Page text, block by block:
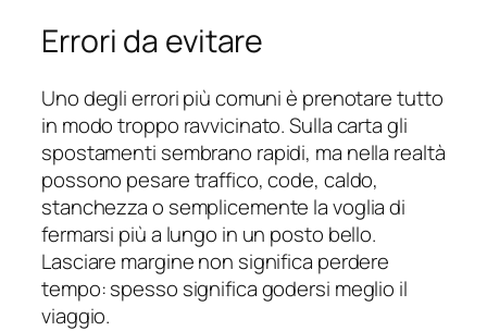
Errori da evitare
Uno degli errori più comuni è prenotare tutto
in modo troppo ravvicinato. Sulla carta gli
spostamenti sembrano rapidi, ma nella realtà
possono pesare traffico, code, caldo,
stanchezza o semplicemente la voglia di
fermarsi più a lungo in un posto bello.
Lasciare margine non significa perdere
tempo: spesso significa godersi meglio il
viaggio.